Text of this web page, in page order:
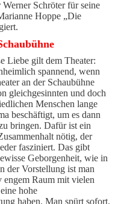
Werner Schröter für seine
Hoppe „Die
Liebe gilt dem Theater:
spannend, wenn
an der Schaubühne
gleichgesinnten und doch
Menschen lange
beschäftigt, um es dann
bringen. Dafür ist ein
nötig, der
fasziniert. Das gibt
Geborgenheit, wie in
der Vorstellung ist man
engem Raum mit vielen
hohe
haben. Man spürt sofort,